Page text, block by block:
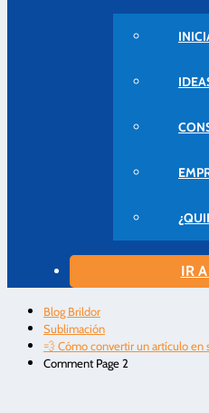
IR
Blog Brildor
Sublimación
💨 Cómo convertir un artículo en
Comment Page 2